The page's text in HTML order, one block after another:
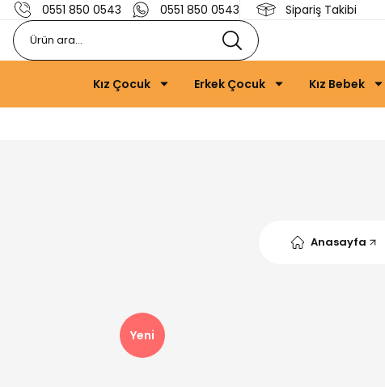
0551 850 0543 0551 850 0543 Sipariş Takibi
Kız Çocuk Erkek Çocuk Kız Bebek
Anasayfa
Yeni